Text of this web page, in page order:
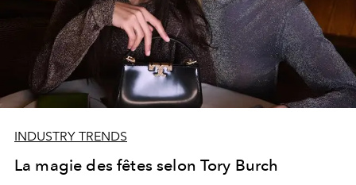
INDUSTRY TRENDS
La magie des fêtes selon Tory Burch